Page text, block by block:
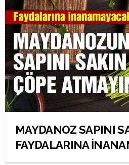
MAYDANOZ SAPINI
FAYDALARINA